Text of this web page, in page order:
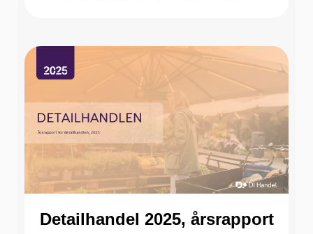
Detailhandel 2025, årsrapport